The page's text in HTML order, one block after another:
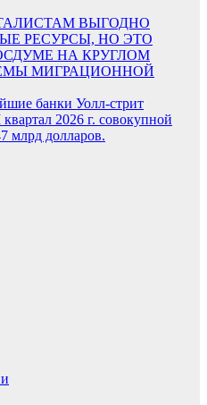
ВЫГОДНО
РЕСУРСЫ, НО ЭТО
НА КРУГЛОМ
МИГРАЦИОННОЙ
банки Уолл-стрит
2026 г. совокупной
млрд долларов.